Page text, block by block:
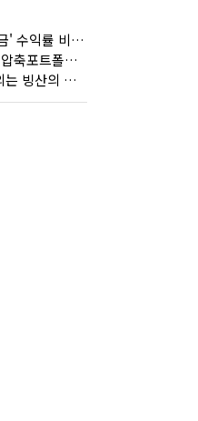
마이다스에셋, '황금' 수익률 비결은 '꾸준함'
KCGI운용, 성장주 압축포트폴리오로 새 길을 그리다
트러스톤, 행동주의는 빙산의 일각...진정한 힘은 '주식형 강자'